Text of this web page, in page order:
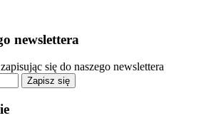
newslettera
się do naszego newslettera
Zapisz się